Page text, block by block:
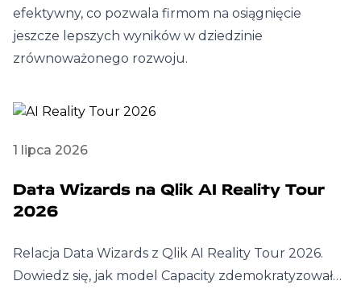
efektywny, co pozwala firmom na osiągnięcie
jeszcze lepszych wyników w dziedzinie
zrównoważonego rozwoju.
1 lipca 2026
Data Wizards na Qlik AI Reality Tour
2026
Relacja Data Wizards z Qlik AI Reality Tour 2026.
Dowiedz się, jak model Capacity zdemokratyzował…